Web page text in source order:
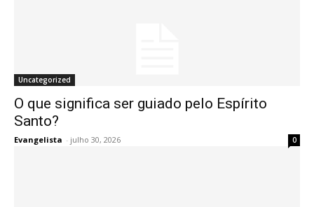
Uncategorized
O que significa ser guiado pelo Espírito
Santo?
Evangelista - julho 30, 2026 0